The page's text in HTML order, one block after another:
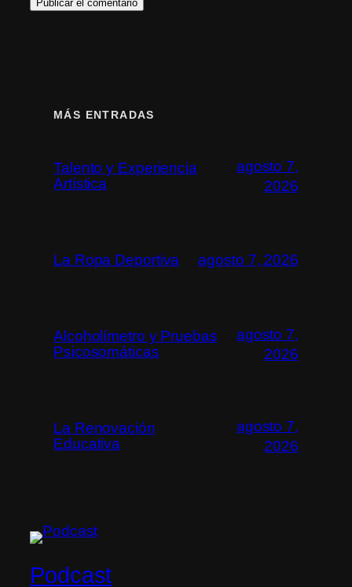
MÁS ENTRADAS
Talento y Experiencia
Artística
agosto 7,
2026
La Ropa Deportiva agosto 7, 2026
Alcoholímetro y Pruebas
Psicosomáticas
agosto 7,
2026
La Renovación
Educativa
agosto 7,
2026
Podcast